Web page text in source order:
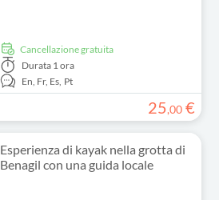
Cancellazione gratuita
Durata 1 ora
En, Fr, Es, Pt
25,00 €
Esperienza di kayak nella grotta di
Benagil con una guida locale